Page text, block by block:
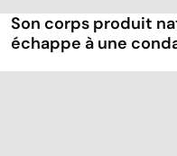
Son corps produit
échappe à une